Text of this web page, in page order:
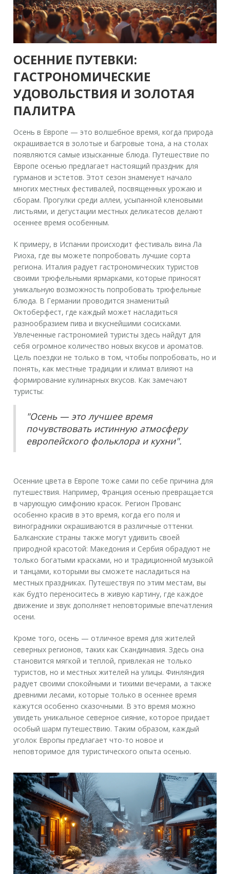
ОСЕННИЕ ПУТЕВКИ:
ГАСТРОНОМИЧЕСКИЕ
УДОВОЛЬСТВИЯ И ЗОЛОТАЯ
ПАЛИТРА
Осень в Европе — это волшебное время, когда природа
окрашивается в золотые и багровые тона, а на столах
появляются самые изысканные блюда. Путешествие по
Европе осенью предлагает настоящий праздник для
гурманов и эстетов. Этот сезон знаменует начало
многих местных фестивалей, посвященных урожаю и
сборам. Прогулки среди аллеи, усыпанной кленовыми
листьями, и дегустации местных деликатесов делают
осеннее время особенным.
К примеру, в Испании происходит фестиваль вина Ла
Риоха, где вы можете попробовать лучшие сорта
региона. Италия радует гастрономических туристов
своими трюфельными ярмарками, которые приносят
уникальную возможность попробовать трюфельные
блюда. В Германии проводится знаменитый
Октоберфест, где каждый может насладиться
разнообразием пива и вкуснейшими сосисками.
Увлеченные гастрономией туристы здесь найдут для
себя огромное количество новых вкусов и ароматов.
Цель поездки не только в том, чтобы попробовать, но и
понять, как местные традиции и климат влияют на
формирование кулинарных вкусов. Как замечают
туристы:
"Осень — это лучшее время
почувствовать истинную атмосферу
европейского фольклора и кухни".
Осенние цвета в Европе тоже сами по себе причина для
путешествия. Например, Франция осенью превращается
в чарующую симфонию красок. Регион Прованс
особенно красив в это время, когда его поля и
виноградники окрашиваются в различные оттенки.
Балканские страны также могут удивить своей
природной красотой: Македония и Сербия обрадуют не
только богатыми красками, но и традиционной музыкой
и танцами, которыми вы сможете насладиться на
местных праздниках. Путешествуя по этим местам, вы
как будто переноситесь в живую картину, где каждое
движение и звук дополняет неповторимые впечатления
осени.
Кроме того, осень — отличное время для жителей
северных регионов, таких как Скандинавия. Здесь она
становится мягкой и теплой, привлекая не только
туристов, но и местных жителей на улицы. Финляндия
радует своими спокойными и тихими вечерами, а также
древними лесами, которые только в осеннее время
кажутся особенно сказочными. В это время можно
увидеть уникальное северное сияние, которое придает
особый шарм путешествию. Таким образом, каждый
уголок Европы предлагает что-то новое и
неповторимое для туристического опыта осенью.